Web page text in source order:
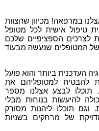
במרפאה! מכיוון שהצוות
טיפול אישית לכל מטופל
לצרכים הספציפיים שלכם
של המטופלים שנעשה מבעוד
העדכנית ביותר והוא פועל
להבטיח למטופליהם את
תוכלו לבצע אצלנו מספר
להיעשות בנוחות מבלי
תוכלו ליהנות מסורק
של מרחקים בשניות